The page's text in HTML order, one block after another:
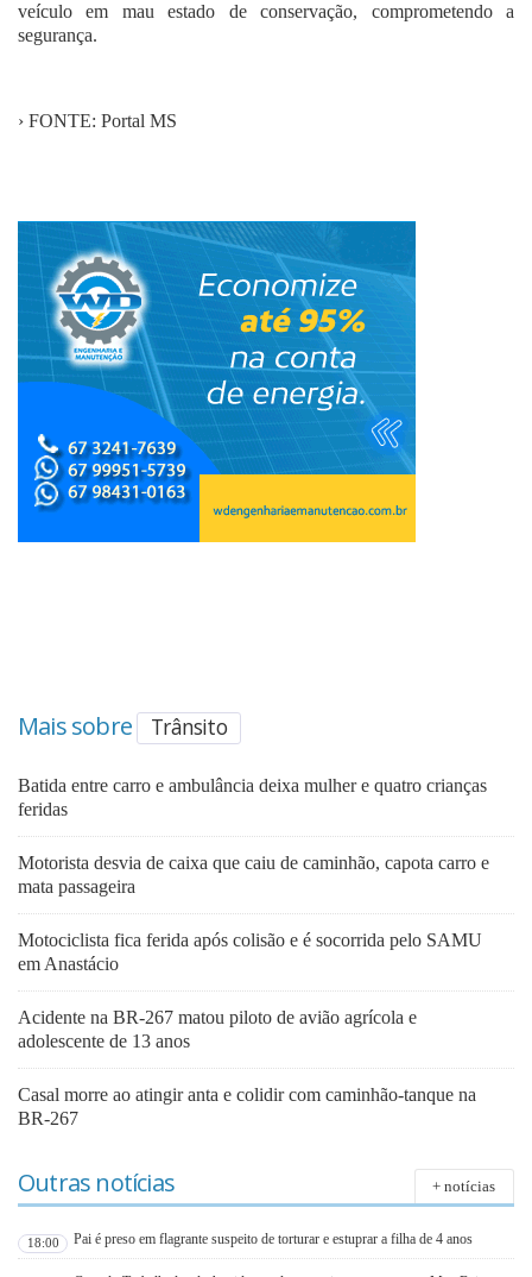
veículo em mau estado de conservação, comprometendo a
segurança.
› FONTE: Portal MS
Mais sobre Trânsito
Batida entre carro e ambulância deixa mulher e quatro crianças
feridas
Motorista desvia de caixa que caiu de caminhão, capota carro e
mata passageira
Motociclista fica ferida após colisão e é socorrida pelo SAMU
em Anastácio
Acidente na BR-267 matou piloto de avião agrícola e
adolescente de 13 anos
Casal morre ao atingir anta e colidir com caminhão-tanque na
BR-267
Outras notícias + notícias
18:00 Pai é preso em flagrante suspeito de torturar e estuprar a filha de 4 anos